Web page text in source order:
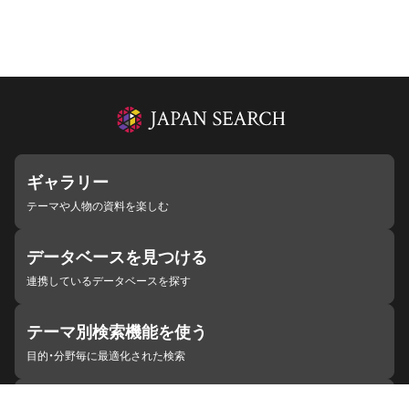
ギャラリー
テーマや人物の資料を楽しむ
データベースを見つける
連携しているデータベースを探す
テーマ別検索機能を使う
目的・分野毎に最適化された検索